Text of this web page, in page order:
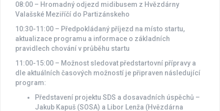
08:00 – Hromadný odjezd midibusem z Hvězdárny
Valašské Meziříčí do Partizánskeho
10:30-11:00 – Předpokládaný příjezd na místo startu,
aktualizace programu a informace o základních
pravidlech chování v průběhu startu
11:00-15:00 – Možnost sledovat předstartovní přípravy a
dle aktuálních časových možností je připraven následující
program:
Představení projektu SDS a dosavadních úspěchů –
Jakub Kapuš (SOSA) a Libor Lenža (Hvězdárna